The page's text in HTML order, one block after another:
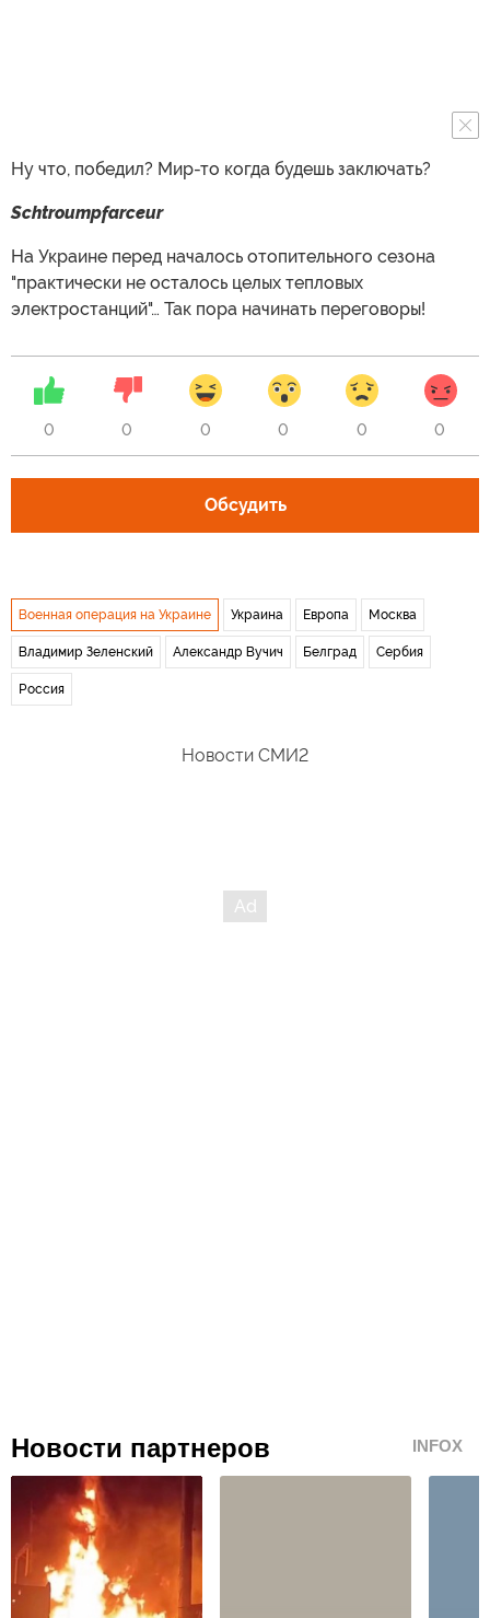
Ну что, победил? Мир-то когда будешь заключать?
Schtroumpfarceur
На Украине перед началось отопительного сезона
"практически не осталось целых тепловых
электростанций"… Так пора начинать переговоры!
0 0 0 0 0 0
Обсудить
Военная операция на Украине Украина Европа Москва
Владимир Зеленский Александр Вучич Белград Сербия
Россия
Новости СМИ2
Новости партнеров INFOX